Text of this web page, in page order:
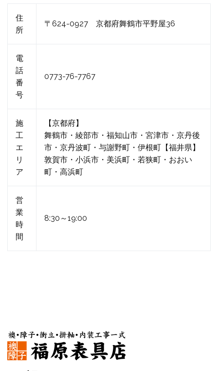
住
所
〒624-0927 京都府舞鶴市平野屋36
電
話
番
号
0773-76-7767
施
工
エ
リ
ア
【京都府】
舞鶴市・綾部市・福知山市・宮津市・京丹後
市・京丹波町・与謝野町・伊根町【福井県】
敦賀市・小浜市・美浜町・若狭町・おおい
町・高浜町
営
業
時
間
8:30～19:00